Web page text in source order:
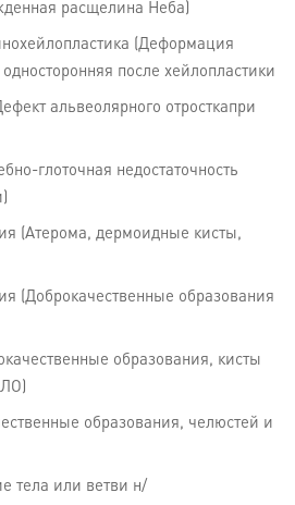
расщелина Неба)
(Деформация
после хейлопластики
альвеолярного отросткапри
глоточная недостаточность
(Атерома, дермоидные кисты,
(Доброкачественные образования
образования, кисты
образования, челюстей и
тела или ветви н/